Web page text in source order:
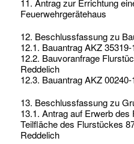
11. Antrag zur Errichtung
Feuerwehrgerätehaus
12. Beschlussfassung zu
12.1. Bauantrag AKZ
12.2. Bauvoranfrage
Reddelich
12.3. Bauantrag AKZ
13. Beschlussfassung zu
13.1. Antrag auf Erwerb
Teilfläche des Flurstückes
Reddelich